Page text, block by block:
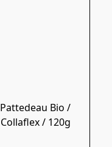
Pattedeau Bio /
Collaflex / 120g